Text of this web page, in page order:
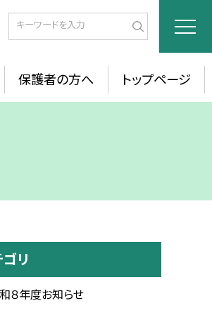
保護者の方へ トップページ
リ
８年度お知らせ